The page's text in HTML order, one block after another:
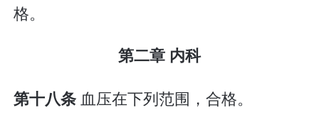
格。
第二章 内科
第十八条 血压在下列范围，合格。